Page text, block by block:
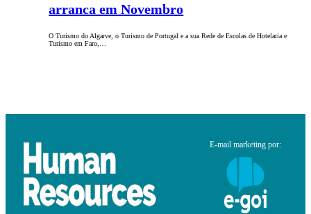
arranca em Novembro
O Turismo do Algarve, o Turismo de Portugal e a sua Rede de Escolas de Hotelaria e
Turismo em Faro,…
E-mail marketing por: